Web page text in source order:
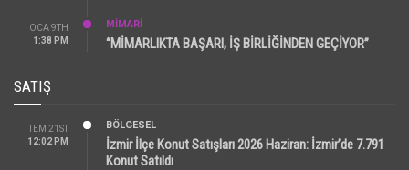
OCA 9TH
1:38 PM
MİMARİ
“MİMARLIKTA BAŞARI, İŞ BİRLİĞİNDEN GEÇİYOR”
SATIŞ
TEM 21ST
12:02 PM
BÖLGESEL
İzmir İlçe Konut Satışları 2026 Haziran: İzmir’de 7.791
Konut Satıldı